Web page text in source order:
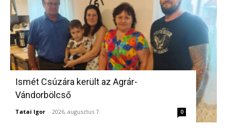
Ismét Csúzára került az Agrár-
Vándorbölcső
Tatai Igor - 2026, augusztus 7. 0